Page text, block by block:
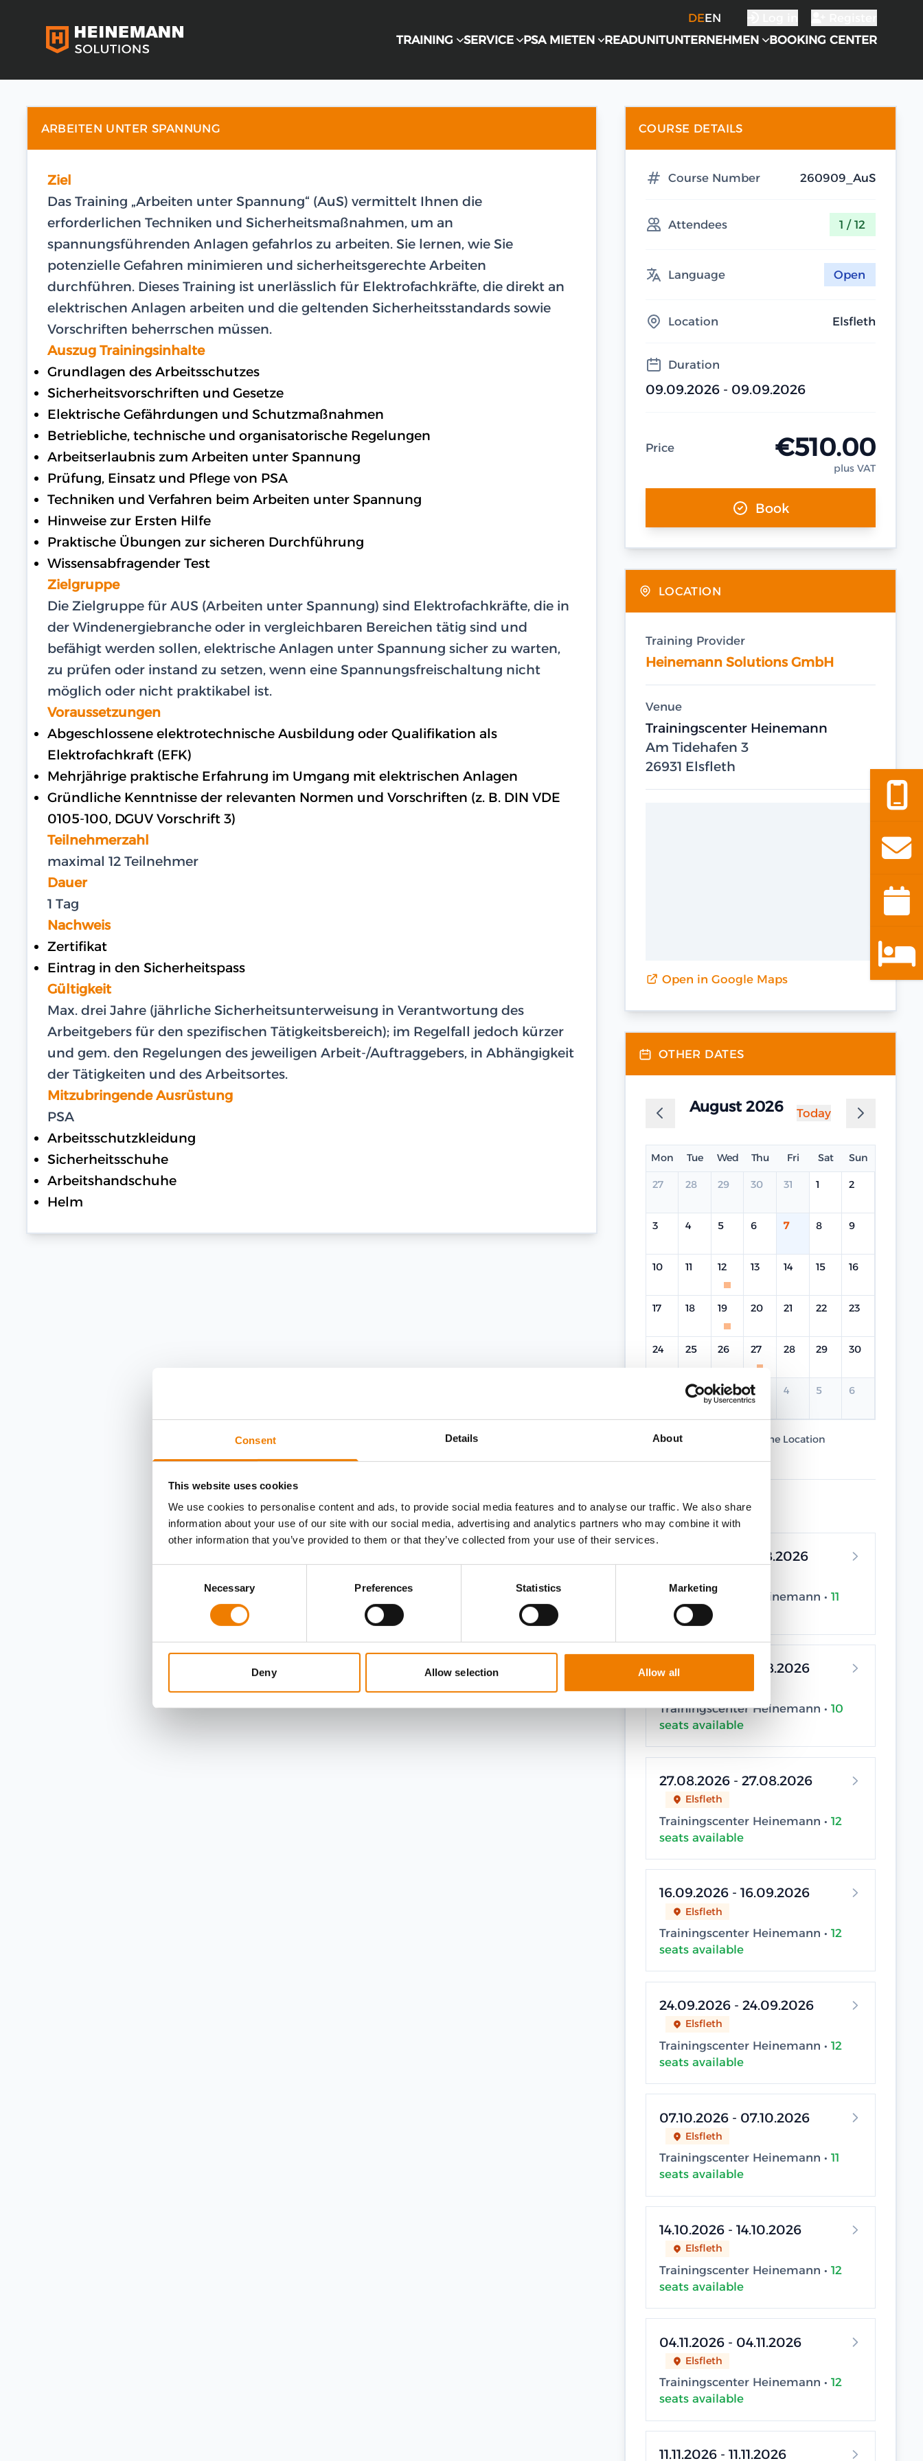
Consent Details About
This website uses cookies
We use cookies to personalise content and ads, to provide social media features and to analyse our traffic. We also share
information about your use of our site with our social media, advertising and analytics partners who may combine it with
other information that you’ve provided to them or that they’ve collected from your use of their services.
Necessary Preferences Statistics Marketing
Deny Allow selection Allow all
DEEN
TRAINING
SERVICE PSA MIETEN READUNITUNTERNEHMEN BOOKING CENTER
ARBEITEN UNTER SPANNUNG
Ziel
Das Training „Arbeiten unter Spannung“ (AuS) vermittelt Ihnen die
erforderlichen Techniken und Sicherheitsmaßnahmen, um an
spannungsführenden Anlagen gefahrlos zu arbeiten. Sie lernen, wie Sie
potenzielle Gefahren minimieren und sicherheitsgerechte Arbeiten
durchführen. Dieses Training ist unerlässlich für Elektrofachkräfte, die direkt an
elektrischen Anlagen arbeiten und die geltenden Sicherheitsstandards sowie
Vorschriften beherrschen müssen.
Auszug Trainingsinhalte
Grundlagen des Arbeitsschutzes
Sicherheitsvorschriften und Gesetze
Elektrische Gefährdungen und Schutzmaßnahmen
Betriebliche, technische und organisatorische Regelungen
Arbeitserlaubnis zum Arbeiten unter Spannung
Prüfung, Einsatz und Pflege von PSA
Techniken und Verfahren beim Arbeiten unter Spannung
Hinweise zur Ersten Hilfe
Praktische Übungen zur sicheren Durchführung
Wissensabfragender Test
Zielgruppe
Die Zielgruppe für AUS (Arbeiten unter Spannung) sind Elektrofachkräfte, die in
der Windenergiebranche oder in vergleichbaren Bereichen tätig sind und
befähigt werden sollen, elektrische Anlagen unter Spannung sicher zu warten,
zu prüfen oder instand zu setzen, wenn eine Spannungsfreischaltung nicht
möglich oder nicht praktikabel ist.
Voraussetzungen
Abgeschlossene elektrotechnische Ausbildung oder Qualifikation als
Elektrofachkraft (EFK)
Mehrjährige praktische Erfahrung im Umgang mit elektrischen Anlagen
Gründliche Kenntnisse der relevanten Normen und Vorschriften (z. B. DIN VDE
0105-100, DGUV Vorschrift 3)
Teilnehmerzahl
maximal 12 Teilnehmer
Dauer
1 Tag
Nachweis
Zertifikat
Eintrag in den Sicherheitspass
Gültigkeit
Max. drei Jahre (jährliche Sicherheitsunterweisung in Verantwortung des
Arbeitgebers für den spezifischen Tätigkeitsbereich); im Regelfall jedoch kürzer
und gem. den Regelungen des jeweiligen Arbeit-/Auftraggebers, in Abhängigkeit
der Tätigkeiten und des Arbeitsortes.
Mitzubringende Ausrüstung
PSA
Arbeitsschutzkleidung
Sicherheitsschuhe
Arbeitshandschuhe
Helm
COURSE DETAILS
Course Number 260909_AuS
Attendees 1 / 12
Language Open
Location Elsfleth
Duration
09.09.2026 - 09.09.2026
Price €510.00
plus VAT
Book
LOCATION
Training Provider
Heinemann Solutions GmbH
Venue
Trainingscenter Heinemann
Am Tidehafen 3
26931 Elsfleth
Open in Google Maps
OTHER DATES
August 2026 Today
Mon Tue Wed Thu Fri Sat Sun
27 28 29 30 31 1 2
3 4 5 6 7 8 9
10 11 12 13 14 15 16
17 18 19 20 21 22 23
24 25 26 27 28 29 30
1 2 3 4 5 6
Current Course
Same Location
UPCOMING DATES
12.08.2026 - 12.08.2026
Trainingscenter Heinemann • 11
seats available
19.08.2026 - 19.08.2026
Trainingscenter Heinemann • 10
seats available
27.08.2026 - 27.08.2026
Elsfleth
Trainingscenter Heinemann • 12
seats available
16.09.2026 - 16.09.2026
Elsfleth
Trainingscenter Heinemann • 12
seats available
24.09.2026 - 24.09.2026
Elsfleth
Trainingscenter Heinemann • 12
seats available
07.10.2026 - 07.10.2026
Elsfleth
Trainingscenter Heinemann • 11
seats available
14.10.2026 - 14.10.2026
Elsfleth
Trainingscenter Heinemann • 12
seats available
04.11.2026 - 04.11.2026
Elsfleth
Trainingscenter Heinemann • 12
seats available
11.11.2026 - 11.11.2026